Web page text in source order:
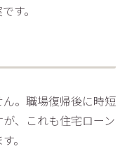
す。
。職場復帰後に時短
、これも住宅ローン
。